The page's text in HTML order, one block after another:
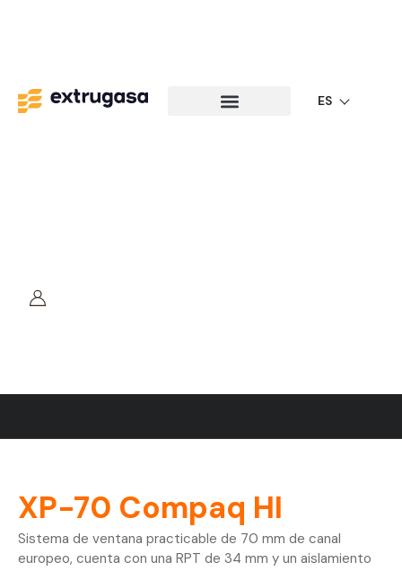
ES
XP-70 Compaq HI
Sistema de ventana practicable de 70 mm de canal
europeo, cuenta con una RPT de 34 mm y un aislamiento